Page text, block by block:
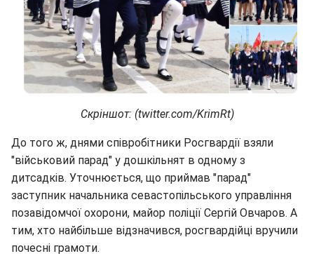
Скріншот: (twitter.com/KrimRt)
До того ж, днями співробітники Росгвардії взяли
"військовий парад" у дошкільнят в одному з
дитсадків. Уточнюється, що приймав "парад"
заступник начальника севастопільського управління
позавідомчої охорони, майор поліції Сергій Овчаров. А
тим, хто найбільше відзначився, росгвардійці вручили
почесні грамоти.